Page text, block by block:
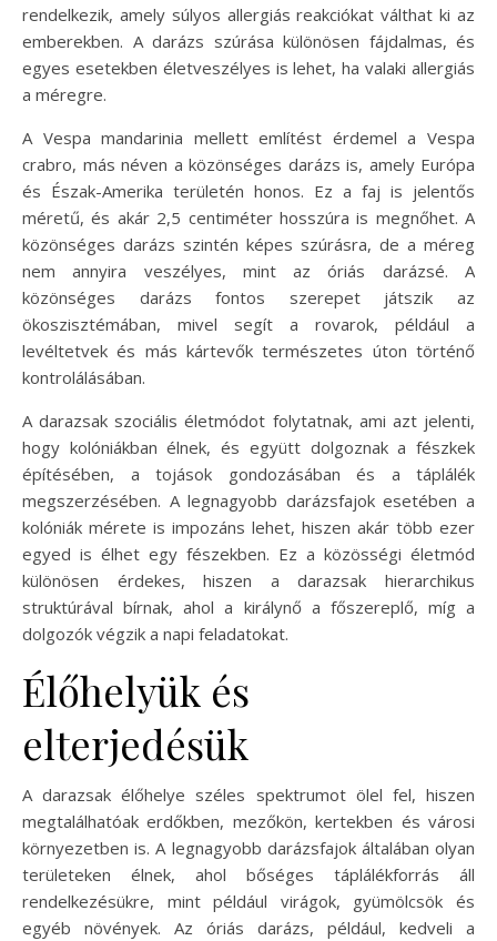
rendelkezik, amely súlyos allergiás reakciókat válthat ki az
emberekben. A darázs szúrása különösen fájdalmas, és
egyes esetekben életveszélyes is lehet, ha valaki allergiás
a méregre.
A Vespa mandarinia mellett említést érdemel a Vespa
crabro, más néven a közönséges darázs is, amely Európa
és Észak-Amerika területén honos. Ez a faj is jelentős
méretű, és akár 2,5 centiméter hosszúra is megnőhet. A
közönséges darázs szintén képes szúrásra, de a méreg
nem annyira veszélyes, mint az óriás darázsé. A
közönséges darázs fontos szerepet játszik az
ökoszisztémában, mivel segít a rovarok, például a
levéltetvek és más kártevők természetes úton történő
kontrolálásában.
A darazsak szociális életmódot folytatnak, ami azt jelenti,
hogy kolóniákban élnek, és együtt dolgoznak a fészkek
építésében, a tojások gondozásában és a táplálék
megszerzésében. A legnagyobb darázsfajok esetében a
kolóniák mérete is impozáns lehet, hiszen akár több ezer
egyed is élhet egy fészekben. Ez a közösségi életmód
különösen érdekes, hiszen a darazsak hierarchikus
struktúrával bírnak, ahol a királynő a főszereplő, míg a
dolgozók végzik a napi feladatokat.
Élőhelyük és
elterjedésük
A darazsak élőhelye széles spektrumot ölel fel, hiszen
megtalálhatóak erdőkben, mezőkön, kertekben és városi
környezetben is. A legnagyobb darázsfajok általában olyan
területeken élnek, ahol bőséges táplálékforrás áll
rendelkezésükre, mint például virágok, gyümölcsök és
egyéb növények. Az óriás darázs, például, kedveli a